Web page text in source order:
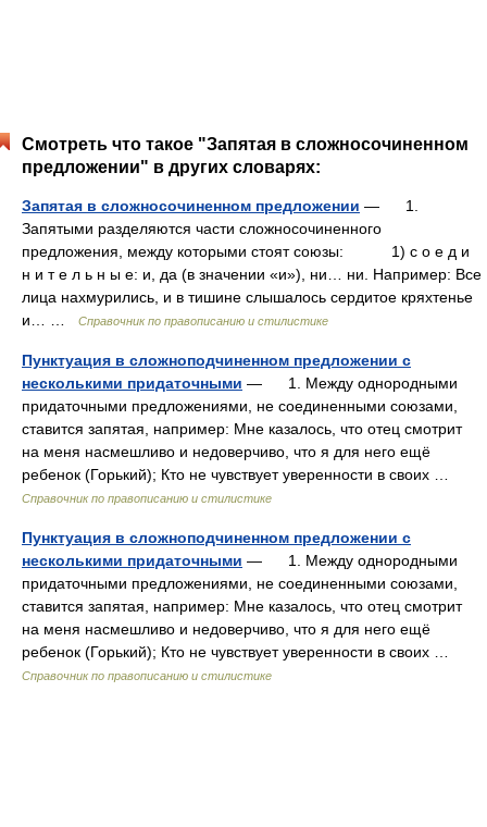
Смотреть что такое "Запятая в сложносочиненном
предложении" в других словарях:
Запятая в сложносочиненном предложении — 1.
Запятыми разделяются части сложносочиненного
предложения, между которыми стоят союзы: 1) с о е д и
н и т е л ь н ы е: и, да (в значении «и»), ни… ни. Например: Все
лица нахмурились, и в тишине слышалось сердитое кряхтенье
и… …
Справочник по правописанию и стилистике
Пунктуация в сложноподчиненном предложении с
несколькими придаточными — 1. Между однородными
придаточными предложениями, не соединенными союзами,
ставится запятая, например: Мне казалось, что отец смотрит
на меня насмешливо и недоверчиво, что я для него ещё
ребенок (Горький); Кто не чувствует уверенности в своих …
Справочник по правописанию и стилистике
Пунктуация в сложноподчиненном предложении с
несколькими придаточными — 1. Между однородными
придаточными предложениями, не соединенными союзами,
ставится запятая, например: Мне казалось, что отец смотрит
на меня насмешливо и недоверчиво, что я для него ещё
ребенок (Горький); Кто не чувствует уверенности в своих …
Справочник по правописанию и стилистике